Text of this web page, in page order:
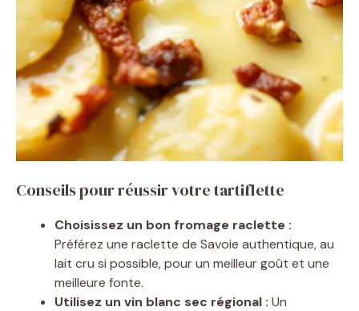
Conseils pour réussir votre tartiflette
Choisissez un bon fromage raclette :
Préférez une raclette de Savoie authentique, au
lait cru si possible, pour un meilleur goût et une
meilleure fonte.
Utilisez un vin blanc sec régional : Un